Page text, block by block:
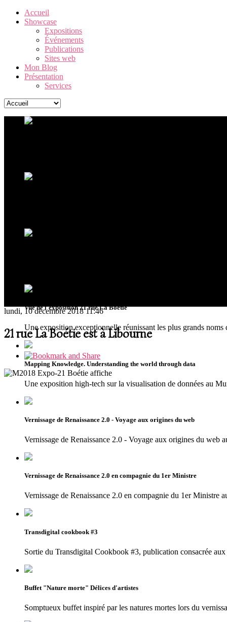
Accueil
Showcase
Expositions
Événements
Publications
Sites web
Mon Blog
Présentation
Services
Vue de l'exposition 21 rue La Boétie
Une exposition exceptionnelle réunissant les plus grands noms
Mapping Knowledge. Understanding the world through data
Une exposition high-tech sur la visualisation de données au
Vernissage de Renaissance 2.0 - Voyage aux origines du web
Vernissage de Renaissance 2.0 - Voyage aux origines du web
Vernissage de Renaissance 2.0 en compagnie du 1er Ministre
Vernissage de Renaissance 2.0 en compagnie du 1er Ministre
Transdigital cookbook #3
Sortie du Transdigital Cookbook #3, publication consacrée
Buffet "Nature morte" Délices d'artistes
Somptueux buffet inspiré par les natures mortes lors du
lundi, 10 décembre 2018 11:46
21 rue La Boétie est à Libourne